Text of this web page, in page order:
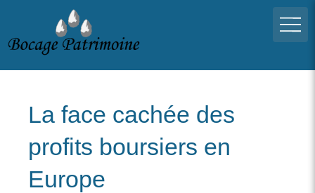
La face cachée des
profits boursiers en
Europe